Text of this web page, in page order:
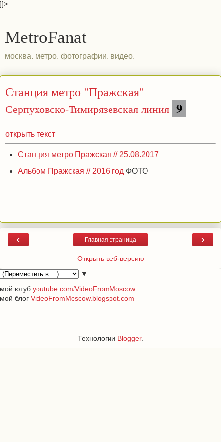
]]>
MetroFanat
москва. метро. фотографии. видео.
Станция метро "Пражская"
Серпуховско-Тимирязевская линия 9
открыть текст
Станция метро Пражская // 25.08.2017
Альбом Пражская // 2016 год ФОТО
‹ ›
Главная страница
Открыть веб-версию
▼
мой ютуб youtube.com/VideoFromMoscow
мой блог VideoFromMoscow.blogspot.com
Технологии Blogger.